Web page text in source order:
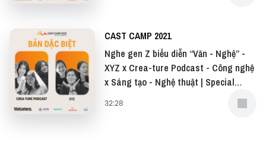
CAST CAMP 2021
Nghe gen Z biểu diễn “Văn - Nghệ” -
XYZ x Crea-ture Podcast - Công nghệ
x Sáng tạo - Nghệ thuật | Special
32:28